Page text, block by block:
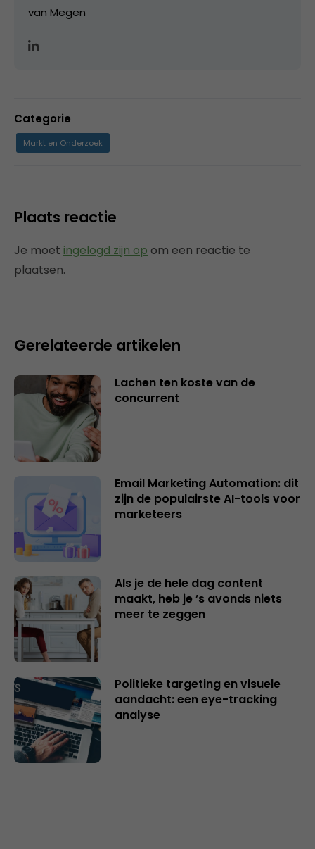
van Megen
Categorie
Markt en Onderzoek
Plaats reactie
Je moet ingelogd zijn op om een reactie te
plaatsen.
Gerelateerde artikelen
Lachen ten koste van de
concurrent
Email Marketing Automation: dit
zijn de populairste AI-tools voor
marketeers
Als je de hele dag content
maakt, heb je ’s avonds niets
meer te zeggen
Politieke targeting en visuele
aandacht: een eye-tracking
analyse